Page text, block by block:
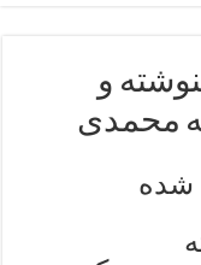
و
محمدی
شده